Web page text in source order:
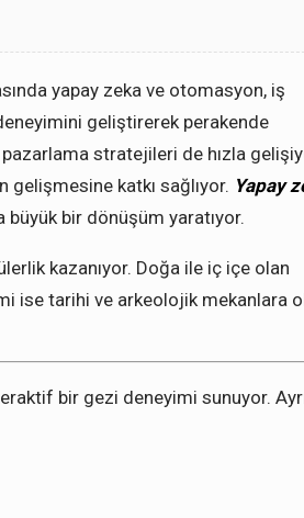
yapay zeka ve otomasyon, iş
geliştirerek perakende
stratejileri de hızla
katkı sağlıyor. Yapay
bir dönüşüm yaratıyor.
kazanıyor. Doğa ile iç içe olan
ise tarihi ve arkeolojik mekanlara
bir gezi deneyimi sunuyor.